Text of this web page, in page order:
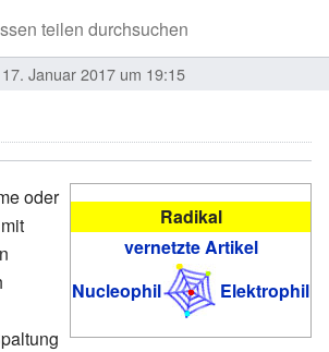
Januar 2017 um 19:15
Radikal
vernetzte Artikel
Nucleophil
Elektrophil
oder